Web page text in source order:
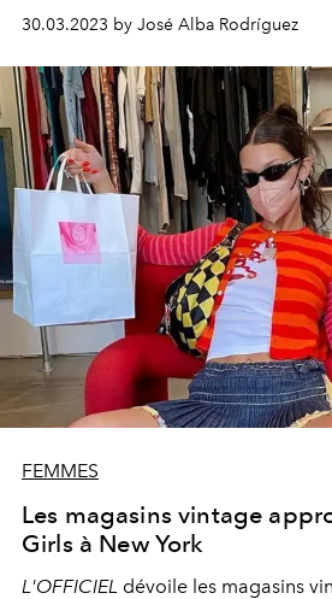
30.03.2023 by José Alba Rodríguez
FEMMES
Les magasins vintage
Girls à New York
L'OFFICIEL dévoile les magasins